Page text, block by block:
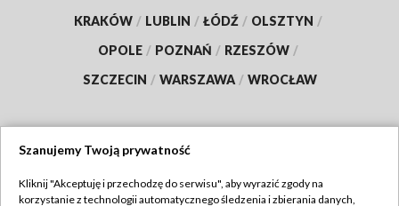
KRAKÓW / LUBLIN / ŁÓDŹ / OLSZTYN /
OPOLE / POZNAŃ / RZESZÓW /
SZCZECIN / WARSZAWA / WROCŁAW
Szanujemy Twoją prywatność
Kliknij "Akceptuję i przechodzę do serwisu", aby wyrazić zgody na
korzystanie z technologii automatycznego śledzenia i zbierania danych,